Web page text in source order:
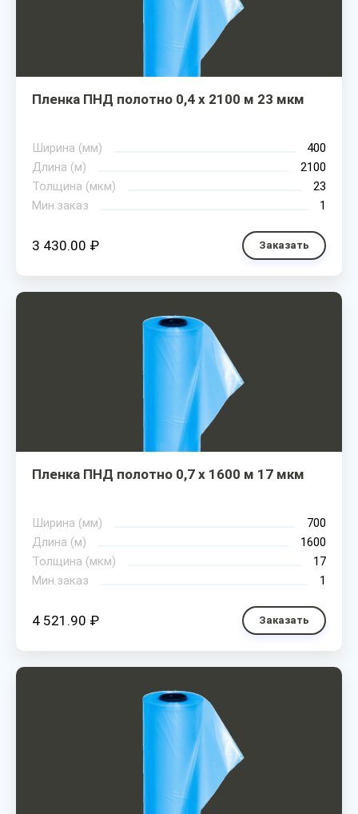
Пленка ПНД полотно 0,4 х 2100 м 23 мкм
Ширина (мм)
400
Длина (м)
2100
Толщина (мкм)
23
Мин.заказ
1
3 430.00 ₽ Заказать
Пленка ПНД полотно 0,7 х 1600 м 17 мкм
Ширина (мм)
700
Длина (м)
1600
Толщина (мкм)
17
Мин.заказ
1
4 521.90 ₽ Заказать